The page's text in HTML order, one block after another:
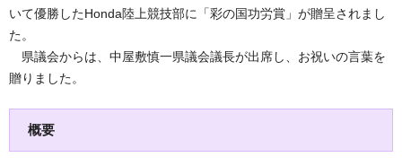
いて優勝したHonda陸上競技部に「彩の国功労賞」が贈呈されまし
た。
県議会からは、中屋敷慎一県議会議長が出席し、お祝いの言葉を
贈りました。
概要